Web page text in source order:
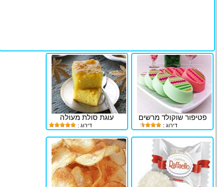
פטיפור שוקולד מרשים
דירוג :
עוגת סולת מעולה
דירוג :